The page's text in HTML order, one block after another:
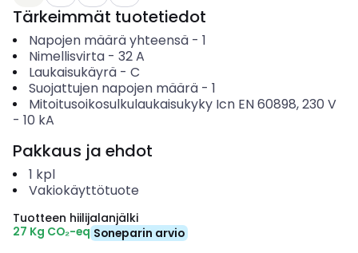
Tärkeimmät tuotetiedot
Napojen määrä yhteensä- 1
Nimellisvirta- 32A
Laukaisukäyrä- C
Suojattujen napojen määrä- 1
Mitoitusoikosulkulaukaisukyky Icn EN 60898, 230 V
- 10 kA
Pakkaus ja ehdot
1 kpl
Vakiokäyttötuote
Tuotteen hiilijalanjälki
27 Kg CO₂-eq Soneparin arvio